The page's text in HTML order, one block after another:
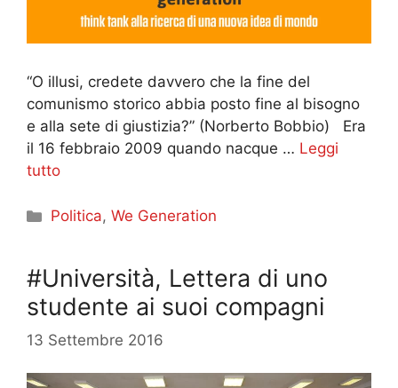
“O illusi, credete davvero che la fine del
comunismo storico abbia posto fine al bisogno
e alla sete di giustizia?” (Norberto Bobbio) Era
il 16 febbraio 2009 quando nacque … Leggi
tutto
Categorie
Politica,We Generation
#Università, Lettera di uno
studente ai suoi compagni
13 Settembre 2016